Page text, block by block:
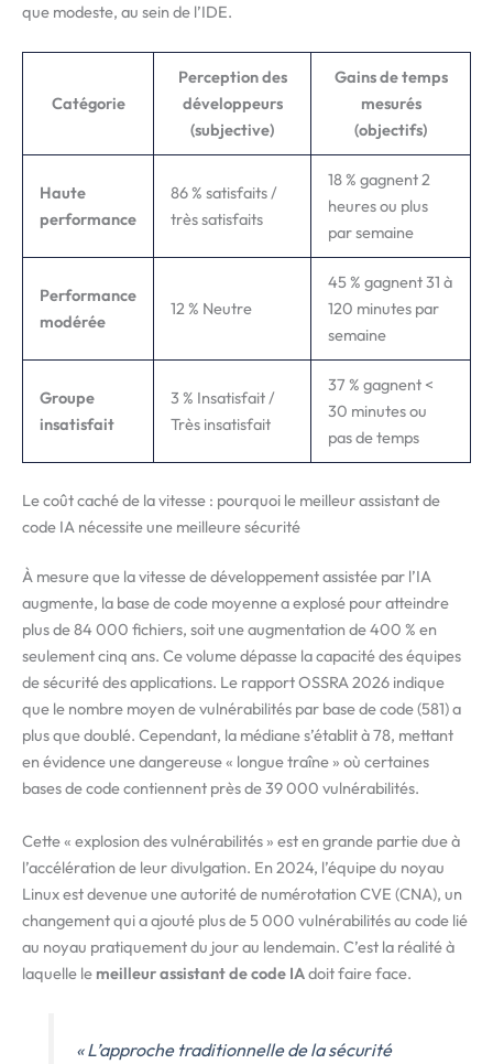
que modeste, au sein de l’IDE.
Catégorie
Perception des
développeurs
(subjective)
Gains de temps
mesurés
(objectifs)
Haute
performance
86 % satisfaits /
très satisfaits
18 % gagnent 2
heures ou plus
par semaine
Performance
modérée
12 % Neutre
45 % gagnent 31 à
120 minutes par
semaine
Groupe
insatisfait
3 % Insatisfait /
Très insatisfait
37 % gagnent <
30 minutes ou
pas de temps
Le coût caché de la vitesse : pourquoi le meilleur assistant de
code IA nécessite une meilleure sécurité
À mesure que la vitesse de développement assistée par l’IA
augmente, la base de code moyenne a explosé pour atteindre
plus de 84 000 fichiers, soit une augmentation de 400 % en
seulement cinq ans. Ce volume dépasse la capacité des équipes
de sécurité des applications. Le rapport OSSRA 2026 indique
que le nombre moyen de vulnérabilités par base de code (581) a
plus que doublé. Cependant, la médiane s’établit à 78, mettant
en évidence une dangereuse « longue traîne » où certaines
bases de code contiennent près de 39 000 vulnérabilités.
Cette « explosion des vulnérabilités » est en grande partie due à
l’accélération de leur divulgation. En 2024, l’équipe du noyau
Linux est devenue une autorité de numérotation CVE (CNA), un
changement qui a ajouté plus de 5 000 vulnérabilités au code lié
au noyau pratiquement du jour au lendemain. C’est la réalité à
laquelle le meilleur assistant de code IAdoit faire face.
« L’approche traditionnelle de la sécurité